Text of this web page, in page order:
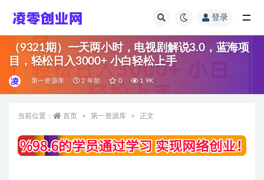
登录
（9321期）一天两小时，电视剧解说3.0，蓝海项
目，轻松日入3000+ 小白轻松上手
第一资源库 2 年前 0 1.9K
当前位置： 首页 第一资源库 正文